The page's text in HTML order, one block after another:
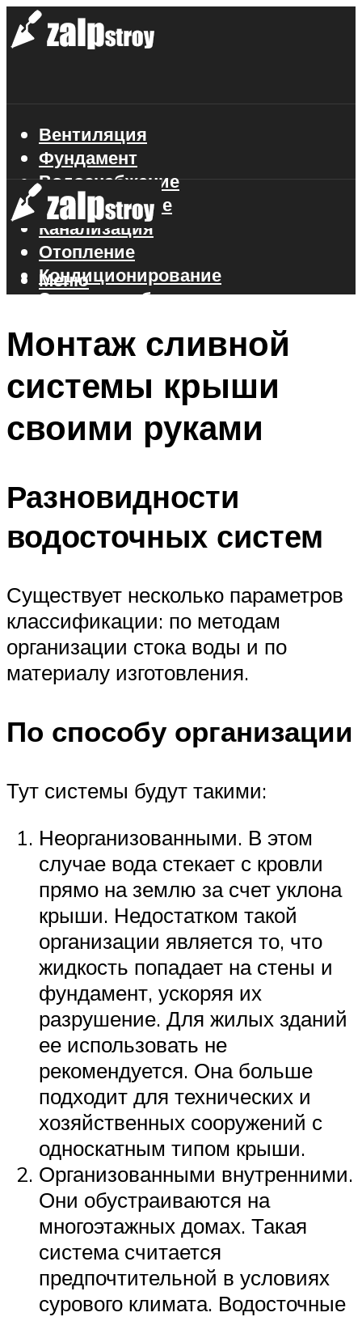
Вентиляция
Фундамент
Водоснабжение
Газоснабжение
Канализация
Отопление
Кондиционирование
Электроснабжение
Меню
Меню
Монтаж сливной
системы крыши
своими руками
Разновидности
водосточных систем
Существует несколько параметров
классификации: по методам
организации стока воды и по
материалу изготовления.
По способу организации
Тут системы будут такими:
Неорганизованными. В этом
случае вода стекает с кровли
прямо на землю за счет уклона
крыши. Недостатком такой
организации является то, что
жидкость попадает на стены и
фундамент, ускоряя их
разрушение. Для жилых зданий
ее использовать не
рекомендуется. Она больше
подходит для технических и
хозяйственных сооружений с
односкатным типом крыши.
Организованными внутренними.
Они обустраиваются на
многоэтажных домах. Такая
система считается
предпочтительной в условиях
сурового климата. Водосточные